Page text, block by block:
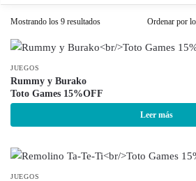
Mostrando los 9 resultados
JUEGOS
Rummy y Burako
Toto Games 15%OFF
Leer más
JUEGOS